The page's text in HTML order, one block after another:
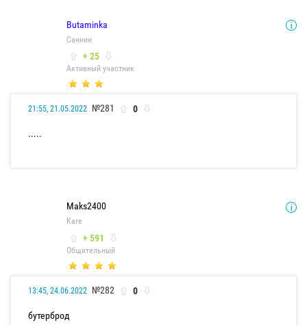
Butaminka
Саннин
+ 25
Активный участник
21:55, 21.05.2022 №281 0
.....
Maks2400
Каге
+ 591
Общительный
13:45, 24.06.2022 №282 0
бутерброд